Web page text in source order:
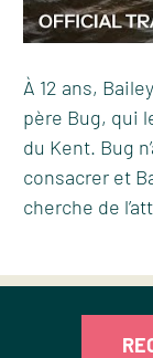
À 12 ans,
père Bug, qui
du Kent. Bug
consacrer et
cherche de